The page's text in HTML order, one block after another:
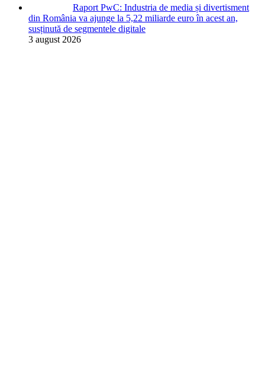
Raport PwC: Industria de media și divertisment
din România va ajunge la 5,22 miliarde euro în acest an,
susținută de segmentele digitale
3 august 2026